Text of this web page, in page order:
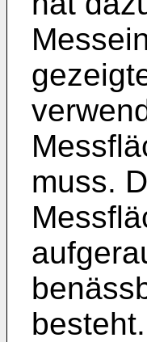
muss.
besteht.